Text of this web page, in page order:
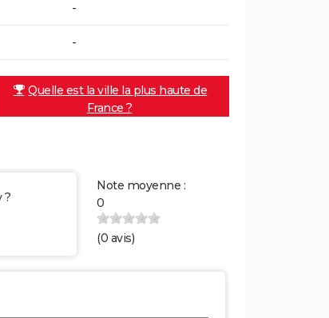
-
-
Quelle est la ville la plus haute de
France ?
?
Note moyenne :
0
(0 avis)